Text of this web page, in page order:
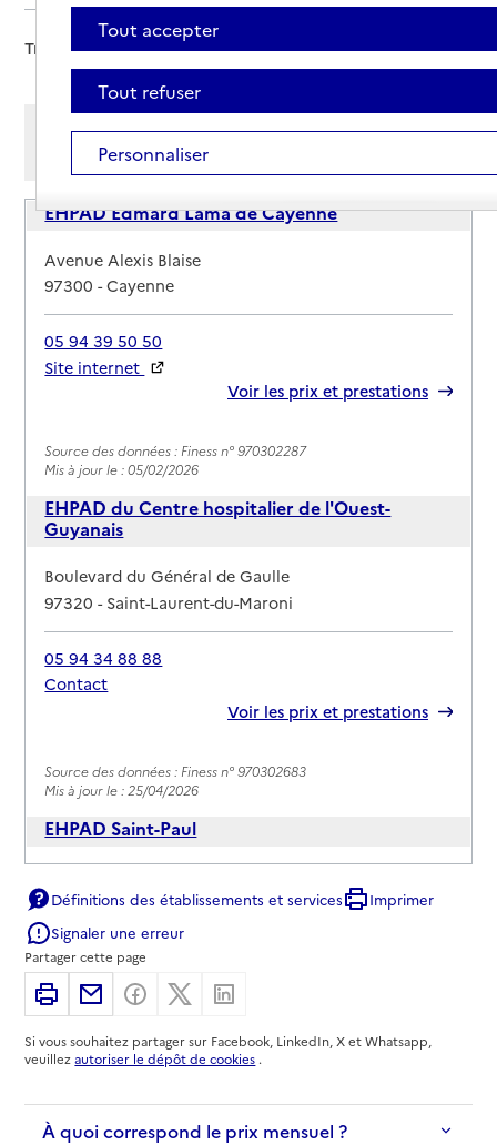
Trier par :
Mode liste
Mode carte
EHPAD Edmard Lama de Cayenne
Adresse
Avenue Alexis Blaise
97300-Cayenne
05 94 39 50 50
Site internet
Voir les prix et prestations
Source des données : Finess n° 970302287
Mis à jour le : 05/02/2026
EHPAD du Centre hospitalier de l'Ouest-
Guyanais
Adresse
Boulevard du Général de Gaulle
97320-Saint-Laurent-du-Maroni
05 94 34 88 88
Contact
Voir les prix et prestations
Source des données : Finess n° 970302683
Mis à jour le : 25/04/2026
EHPAD Saint-Paul
Adresse
97300-Cayenne
05 94 29 66 35
Contact
Rapport HAS
Voir les prix et prestations
Source des données : Finess n° 970302014
EHPAD L'Ebène
Définitions des établissements et services
Imprimer
Signaler une erreur
Partager cette page
ImprimerPartager par email
Partager sur Facebook
Partager sur X
Si vous souhaitez partager sur Facebook, LinkedIn, X et Whatsapp,
veuillezautoriser le dépôt de cookies .
À quoi correspond le prix mensuel ?
Tout accepter
Tout refuser
Personnaliser